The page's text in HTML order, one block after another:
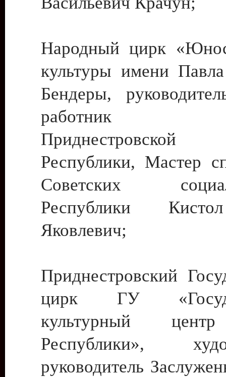
Народный цирк
культуры имени
Бендеры,
работник
Приднестровской
Республики, Мастер
Советских
Республики
Яковлевич;
Приднестровский
цирк ГУ
культурный
Республики»,
руководитель